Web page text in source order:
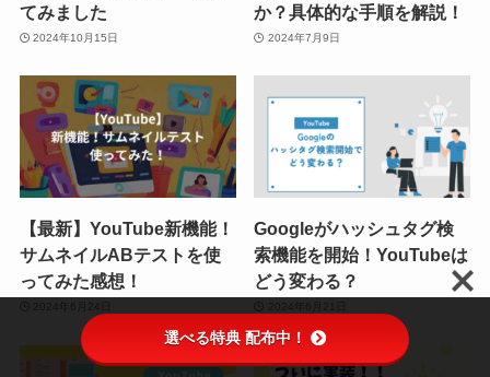
てみました
2024年10月15日
か？具体的な手順を解説！
2024年7月9日
【最新】YouTube新機能！
サムネイルABテストを使
ってみた感想！
Googleがハッシュタグ検
索機能を開始！YouTubeは
どう変わる？
選べる特典 配布中！